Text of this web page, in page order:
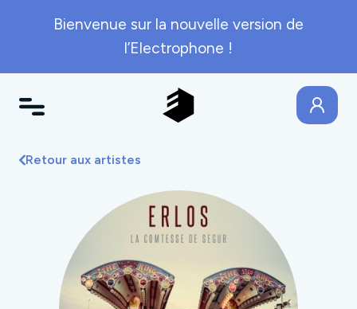
Bienvenue sur la nouvelle version de
l’Electrophone !
Retour aux artistes